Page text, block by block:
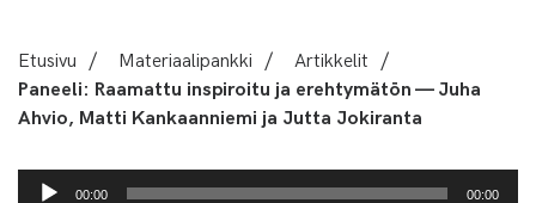
Etusivu / Materiaalipankki / Artikkelit /
Paneeli: Raamattu inspiroitu ja erehtymätön — Juha
Ahvio, Matti Kankaanniemi ja Jutta Jokiranta
Äänitoistin00:00 00:00